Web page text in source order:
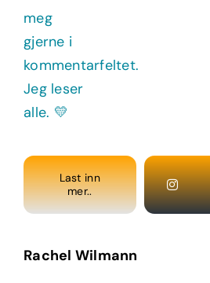
Last inn
mer..
Rachel Wilmann